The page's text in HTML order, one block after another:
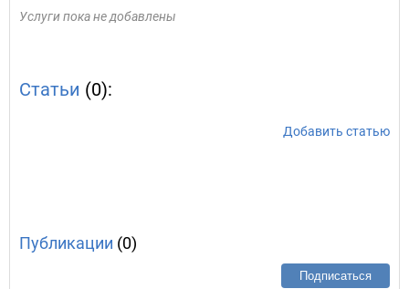
Услуги пока не добавлены
Статьи (0):
Добавить статью
Публикации (0)
Подписаться